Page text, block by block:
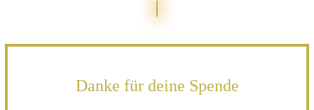
Danke für deine Spende